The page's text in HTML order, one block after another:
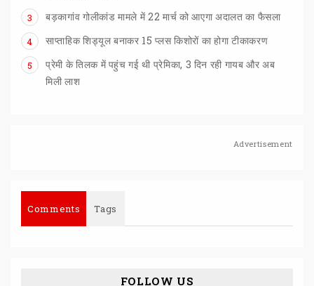
3 बड़कागांव गोलीकांड मामले में22 मार्च कोआएगाअदालत का फैसला
4 साप्ताहिकशिड्यूलबनाकर 15 प्लसकिशोरों काहोगाटीकाकरण
5
प्रेमी के तिलक में पहुंच गई थी प्रेमिका, 3 दिन रही गायब और अब
मिली लाश
Advertisement
Comments Tags
FOLLOW US